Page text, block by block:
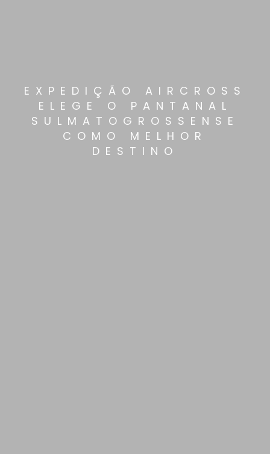
EXPEDIÇÃO AIRCROSS
ELEGE O PANTANAL
SULMATOGROSSENSE
COMO MELHOR
DESTINO